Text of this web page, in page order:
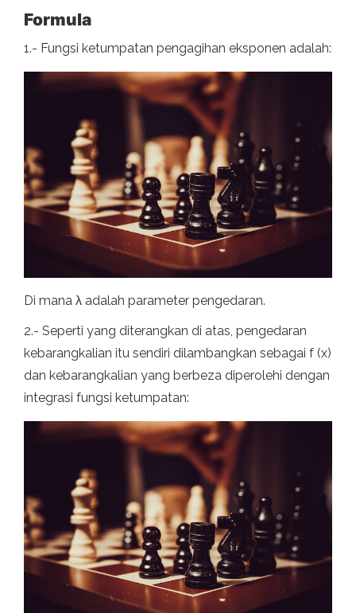
Formula
1.- Fungsi ketumpatan pengagihan eksponen adalah:
Di mana λ adalah parameter pengedaran.
2.- Seperti yang diterangkan di atas, pengedaran
kebarangkalian itu sendiri dilambangkan sebagai f (x)
dan kebarangkalian yang berbeza diperolehi dengan
integrasi fungsi ketumpatan: